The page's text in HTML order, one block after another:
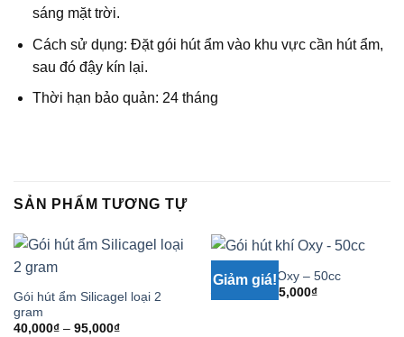
sáng mặt trời.
Cách sử dụng: Đặt gói hút ẩm vào khu vực cần hút ẩm,
sau đó đậy kín lại.
Thời hạn bảo quản: 24 tháng
SẢN PHẨM TƯƠNG TỰ
Gói hút ẩm Silicagel loại 2
gram
40,000₫ – 95,000₫Khoảng
Giảm giá!
Gói hút khí Oxy – 50cc
120,000
Giá
gốc
95,000₫Giá